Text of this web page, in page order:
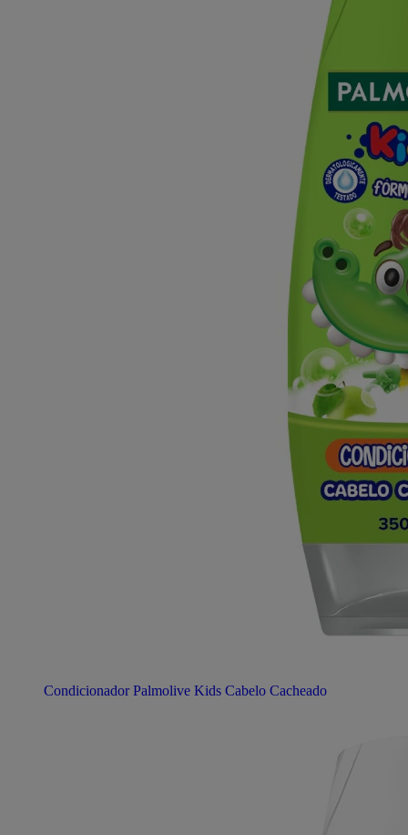
Condicionador Palmolive Kids Cabelo Cacheado